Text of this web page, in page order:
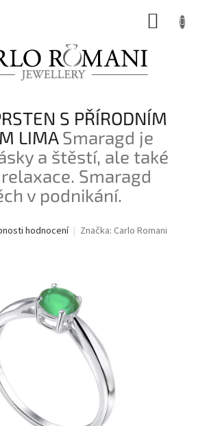
S PŘÍRODNÍM
LIMASmaragd je
a štěstí, ale také
Smaragd
v podnikání.
hodnocení Značka: Carlo Romani